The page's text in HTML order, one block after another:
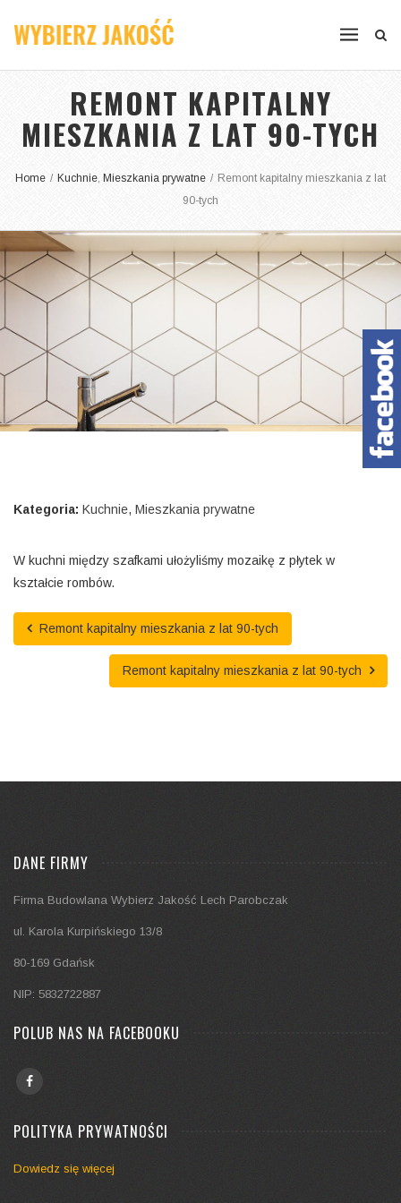
REMONT KAPITALNY
MIESZKANIA Z LAT 90-TYCH
Home / Kuchnie, Mieszkania prywatne / Remont kapitalny mieszkania z lat
90-tych
Kategoria: Kuchnie, Mieszkania prywatne
W kuchni między szafkami ułożyliśmy mozaikę z płytek w
kształcie rombów.
Remont kapitalny mieszkania z lat 90-tych
Remont kapitalny mieszkania z lat 90-tych
DANE FIRMY
Firma Budowlana Wybierz Jakość Lech Parobczak
ul. Karola Kurpińskiego 13/8
80-169 Gdańsk
NIP: 5832722887
POLUB NAS NA FACEBOOKU
POLITYKA PRYWATNOŚCI
Dowiedz się więcej